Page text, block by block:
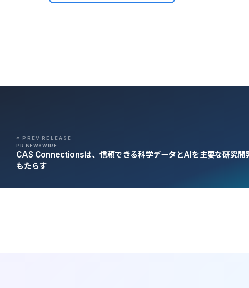
« PREV RELEASE
PR NEWSWIRE
CAS Connectionsは、信頼できる科学データとAIを主要な研究開
もたらす